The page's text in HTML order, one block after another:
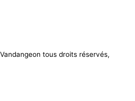
tous droits réservés,